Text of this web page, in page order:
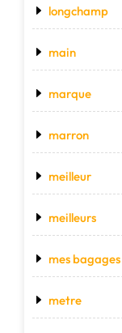
longchamp
main
marque
marron
meilleur
meilleurs
mes bagages
metre